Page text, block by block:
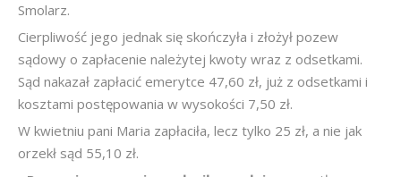
Smolarz.
Cierpliwość jego jednak się skończyła i złożył pozew
sądowy o zapłacenie należytej kwoty wraz z odsetkami.
Sąd nakazał zapłacić emerytce 47,60 zł, już z odsetkami i
kosztami postępowania w wysokości 7,50 zł.
W kwietniu pani Maria zapłaciła, lecz tylko 25 zł, a nie jak
orzekł sąd 55,10 zł.